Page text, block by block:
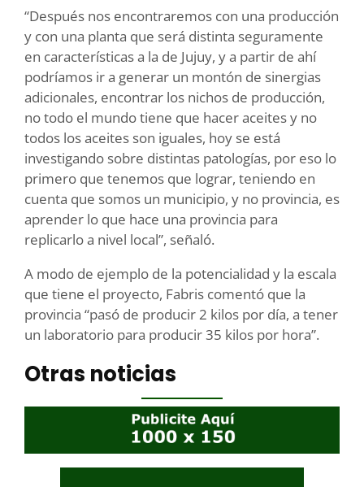
“Después nos encontraremos con una producción
y con una planta que será distinta seguramente
en características a la de Jujuy, y a partir de ahí
podríamos ir a generar un montón de sinergias
adicionales, encontrar los nichos de producción,
no todo el mundo tiene que hacer aceites y no
todos los aceites son iguales, hoy se está
investigando sobre distintas patologías, por eso lo
primero que tenemos que lograr, teniendo en
cuenta que somos un municipio, y no provincia, es
aprender lo que hace una provincia para
replicarlo a nivel local”, señaló.
A modo de ejemplo de la potencialidad y la escala
que tiene el proyecto, Fabris comentó que la
provincia “pasó de producir 2 kilos por día, a tener
un laboratorio para producir 35 kilos por hora”.
Otras noticias